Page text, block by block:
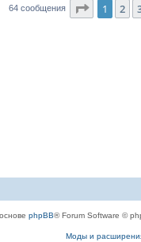
64 сообщения 1 2
phpBB® Forum Software ©
Моды и